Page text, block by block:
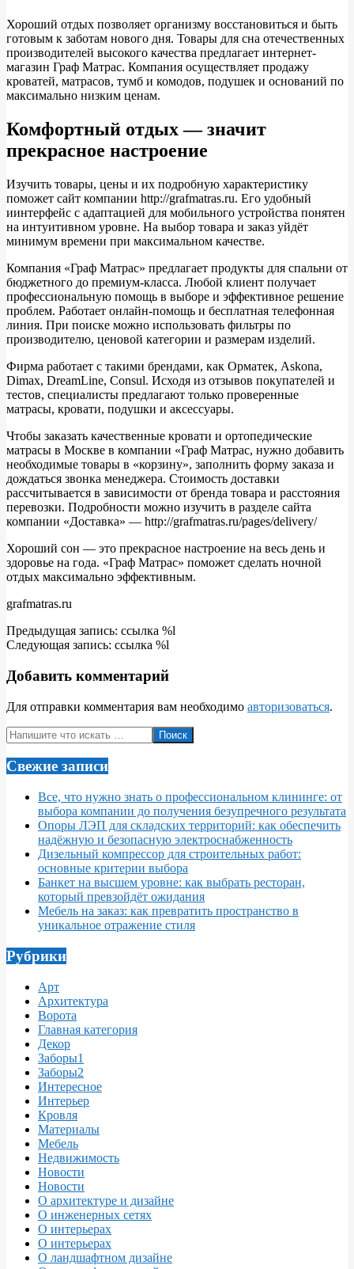
Хороший отдых позволяет организму восстановиться и быть
готовым к заботам нового дня. Товары для сна отечественных
производителей высокого качества предлагает интернет-
магазин Граф Матрас. Компания осуществляет продажу
кроватей, матрасов, тумб и комодов, подушек и оснований по
максимально низким ценам.
Комфортный отдых — значит
прекрасное настроение
Изучить товары, цены и их подробную характеристику
поможет сайт компании http://grafmatras.ru. Его удобный
иинтерфейс с адаптацией для мобильного устройства понятен
на интуитивном уровне. На выбор товара и заказ уйдёт
минимум времени при максимальном качестве.
Компания «Граф Матрас» предлагает продукты для спальни от
бюджетного до премиум-класса. Любой клиент получает
профессиональную помощь в выборе и эффективное решение
проблем. Работает онлайн-помощь и бесплатная телефонная
линия. При поиске можно использовать фильтры по
производителю, ценовой категории и размерам изделий.
Фирма работает с такими брендами, как Орматек, Askona,
Dimax, DreamLine, Consul. Исходя из отзывов покупателей и
тестов, специалисты предлагают только проверенные
матрасы, кровати, подушки и аксессуары.
Чтобы заказать качественные кровати и ортопедические
матрасы в Москве в компании «Граф Матрас, нужно добавить
необходимые товары в «корзину», заполнить форму заказа и
дождаться звонка менеджера. Стоимость доставки
рассчитывается в зависимости от бренда товара и расстояния
перевозки. Подробности можно изучить в разделе сайта
компании «Доставка» — http://grafmatras.ru/pages/delivery/
Хороший сон — это прекрасное настроение на весь день и
здоровье на года. «Граф Матрас» поможет сделать ночной
отдых максимально эффективным.
grafmatras.ru
2017-
08-
Предыдущая запись: ссылка %l
Следующая запись: ссылка %l
Добавить комментарий
Для отправки комментария вам необходимо авторизоваться.
Поиск
Свежие записи
Все, что нужно знать о профессиональном клининге: от
выбора компании до получения безупречного результата
Опоры ЛЭП для складских территорий: как обеспечить
надёжную и безопасную электроснабженность
Дизельный компрессор для строительных работ:
основные критерии выбора
Банкет на высшем уровне: как выбрать ресторан,
который превзойдёт ожидания
Мебель на заказ: как превратить пространство в
уникальное отражение стиля
Рубрики
Арт
Архитектура
Ворота
Главная категория
Декор
Заборы1
Заборы2
Интересное
Интерьер
Кровля
Материалы
Мебель
Недвижимость
Новости
Новости
О архитектуре и дизайне
О инженерных сетях
О интерьерах
О интерьерах
О ландшафтном дизайне